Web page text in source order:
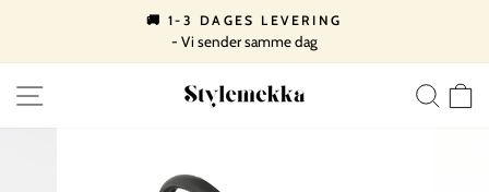
indhold
Pause
🚚 1-3 DAGES LEVERING
- Vi sender samme dag
SIDE NAVIGATION